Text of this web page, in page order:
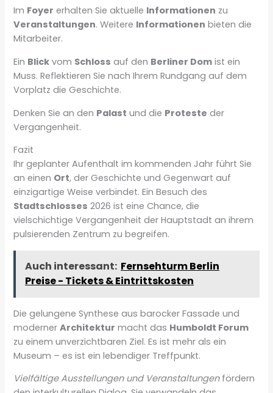
Im Foyer erhalten Sie aktuelle Informationen zu
Veranstaltungen. Weitere Informationen bieten die
Mitarbeiter.
Ein Blick vom Schloss auf den Berliner Dom ist ein
Muss. Reflektieren Sie nach Ihrem Rundgang auf dem
Vorplatz die Geschichte.
Denken Sie an den Palast und die Proteste der
Vergangenheit.
Fazit
Ihr geplanter Aufenthalt im kommenden Jahr führt Sie
an einen Ort, der Geschichte und Gegenwart auf
einzigartige Weise verbindet. Ein Besuch des
Stadtschlosses 2026 ist eine Chance, die
vielschichtige Vergangenheit der Hauptstadt an ihrem
pulsierenden Zentrum zu begreifen.
Auch interessant: Fernsehturm Berlin
Preise - Tickets & Eintrittskosten
Die gelungene Synthese aus barocker Fassade und
modernerArchitektur macht das Humboldt Forum
zu einem unverzichtbaren Ziel. Es ist mehr als ein
Museum – es ist ein lebendiger Treffpunkt.
Vielfältige Ausstellungen und Veranstaltungenfördern